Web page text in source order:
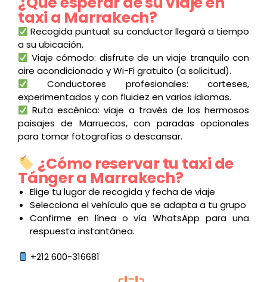
taxi a Marrakech?
Recogida puntual: su conductor llegará a tiempo
a su ubicación.
Viaje cómodo: disfrute de un viaje tranquilo con
aire acondicionado y Wi-Fi gratuito (a solicitud).
Conductores profesionales: corteses,
experimentados y con fluidez en varios idiomas.
Ruta escénica: viaje a través de los hermosos
paisajes de Marruecos, con paradas opcionales
para tomar fotografías o descansar.
¿Cómo reservar tu taxi de
Tánger a Marrakech?
Elige tu lugar de recogida y fecha de viaje
Selecciona el vehículo que se adapta a tu grupo
Confirme en línea o vía WhatsApp para una
respuesta instantánea.
+212 600-316681